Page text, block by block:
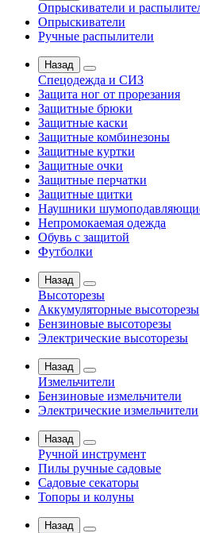
Опрыскиватели и
Опрыскиватели
Ручные распылители
Назад
Спецодежда и СИЗ
Защита ног от прорезания
Защитные брюки
Защитные каски
Защитные комбинезоны
Защитные куртки
Защитные очки
Защитные перчатки
Защитные щитки
Наушники
Непромокаемая одежда
Обувь с защитой
Футболки
Назад
Высоторезы
Аккумуляторные высоторезы
Бензиновые высоторезы
Электрические высоторезы
Назад
Измельчители
Бензиновые измельчители
Электрические измельчители
Назад
Ручной инструмент
Пилы ручные садовые
Садовые секаторы
Топоры и колуны
Назад